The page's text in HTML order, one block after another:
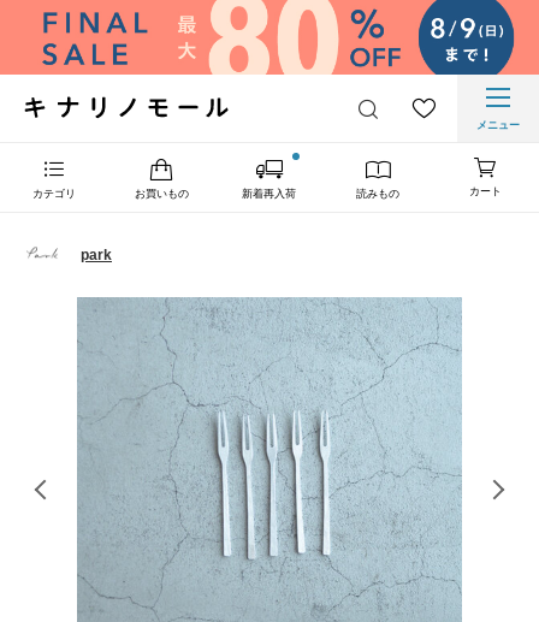
メニュー
カテゴリ お買いもの 新着再入荷 読みもの カート
park